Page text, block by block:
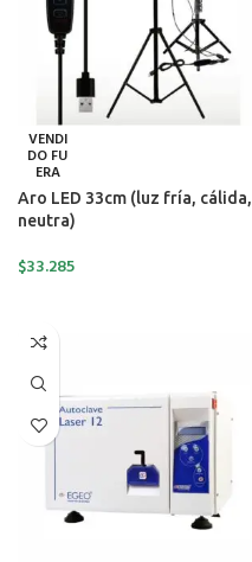
VENDI
DO FU
ERA
Aro LED 33cm (luz fría, cálida,
neutra)
$33.285